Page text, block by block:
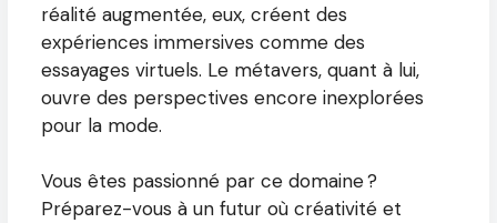
réalité augmentée, eux, créent des
expériences immersives comme des
essayages virtuels. Le métavers, quant à lui,
ouvre des perspectives encore inexplorées
pour la mode.
Vous êtes passionné par ce domaine ?
Préparez-vous à un futur où créativité et